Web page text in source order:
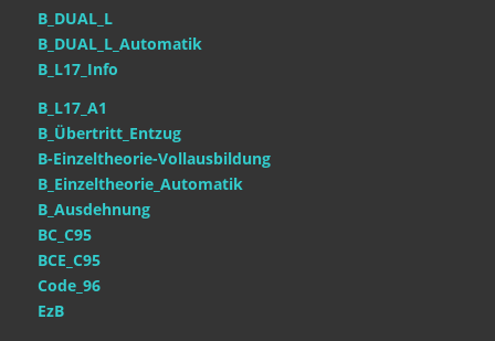
B_DUAL_L
B_DUAL_L_Automatik
B_L17_Info
B_L17_A1
B_Übertritt_Entzug
B-Einzeltheorie-Vollausbildung
B_Einzeltheorie_Automatik
B_Ausdehnung
BC_C95
BCE_C95
Code_96
EzB